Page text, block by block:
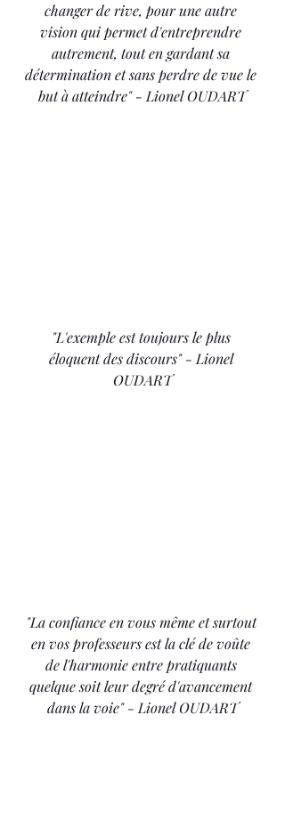
changer de rive, pour une autre
vision qui permet d'entreprendre
autrement, tout en gardant sa
détermination et sans perdre de vue le
but à atteindre" - Lionel OUDART
"L'exemple est toujours le plus
éloquent des discours" - Lionel
OUDART
"La confiance en vous même et surtout
en vos professeurs est la clé de voûte
de l'harmonie entre pratiquants
quelque soit leur degré d'avancement
dans la voie" - Lionel OUDART